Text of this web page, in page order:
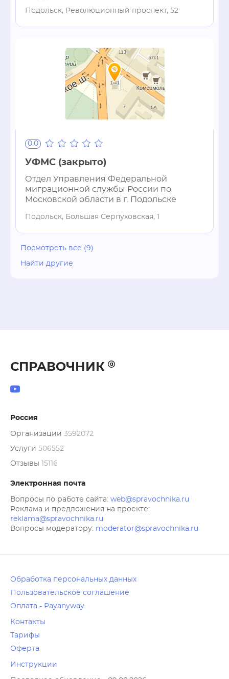
Подольск, Революционный проспект, 52
0.0
УФМС (закрыто)
Отдел Управления Федеральной
миграционной службы России по
Московской области в г. Подольске
Подольск, Большая Серпуховская, 1
Посмотреть все (9)
Найти другие
СПРАВОЧНИК
Россия
Организации 3592072
Услуги 506552
Отзывы 15116
Электронная почта
Вопросы по работе сайта: web@spravochnika.ru
Реклама и предложения на проекте:
reklama@spravochnika.ru
Вопросы модератору: moderator@spravochnika.ru
Обработка персональных данных
Пользовательское соглашение
Оплата - Payanyway
Контакты
Тарифы
Оферта
Инструкции